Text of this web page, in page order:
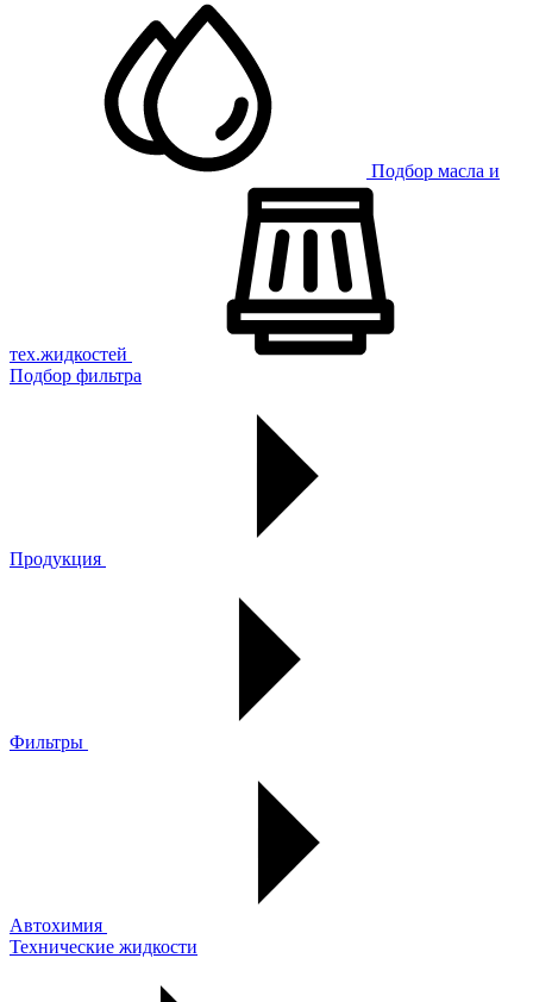
Подбор масла и
тех.жидкостей
Подбор фильтра
Продукция
Фильтры
Автохимия
Технические жидкости